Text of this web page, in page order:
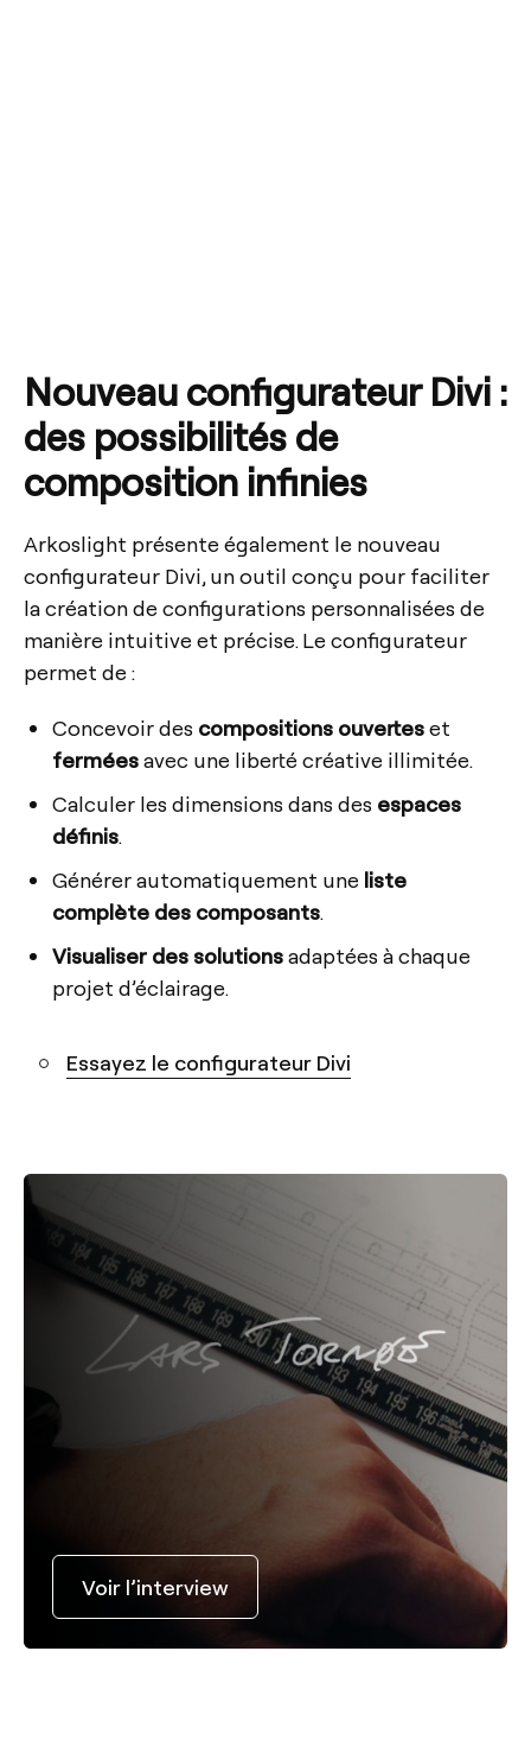
Nouveau configurateur Divi :
des possibilités de
composition infinies
Arkoslight présente également le nouveau
configurateur Divi, un outil conçu pour faciliter
la création de configurations personnalisées de
manière intuitive et précise. Le configurateur
permet de :
Concevoir des compositions ouverteset
ferméesavec une liberté créative illimitée.
Calculer les dimensions dans des espaces
définis.
Générer automatiquement une liste
complète des composants.
Visualiser des solutionsadaptées à chaque
projet d’éclairage.
Essayez le configurateur Divi
Voir l’interview